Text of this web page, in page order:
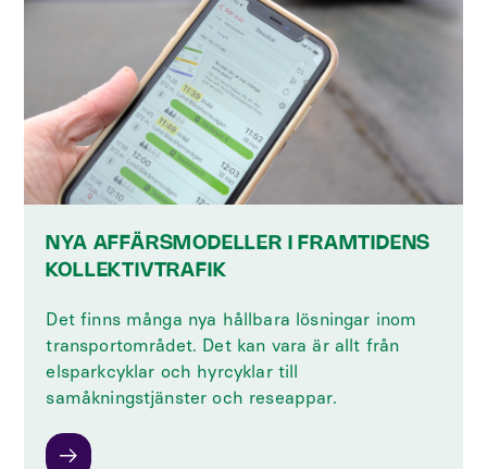
NYA AFFÄRSMODELLER I FRAMTIDENS
KOLLEKTIVTRAFIK
Det finns många nya hållbara lösningar inom
transportområdet. Det kan vara är allt från
elsparkcyklar och hyrcyklar till
samåkningstjänster och reseappar.